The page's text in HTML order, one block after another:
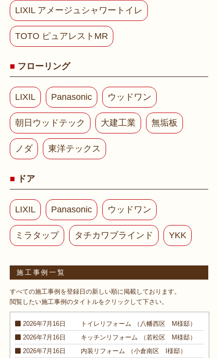
LIXIL アメージュシャワートイレ
TOTO ピュアレストMR
フローリング
LIXIL Panasonic ウッドワン
朝日ウッドテック 大建工業 無垢板
ノダ 東洋テックス
ドア
LIXIL Panasonic ウッドワン
ミラタップ タチカワブラインド YKK
施工事例一覧
すべての施工事例を登録日の新しい順に掲載しております。
閲覧したい施工事例のタイトルをクリックして下さい。
2026年7月16日 トイレ リフォーム
（八幡西区 M様邸）
2026年7月16日
キッチン リフォーム
（若松区 M様邸）
2026年7月16日
内装 リフォーム （小倉南区 I様邸）